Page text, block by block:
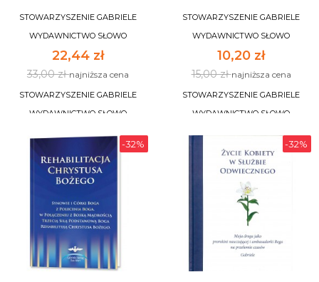
STOWARZYSZENIE GABRIELE
WYDAWNICTWO SŁOWO
22,44 zł
33,00 złnajniższa cena
STOWARZYSZENIE GABRIELE
WYDAWNICTWO SŁOWO
DO KOSZYKA
STOWARZYSZENIE GABRIELE
WYDAWNICTWO SŁOWO
10,20 zł
15,00 złnajniższa cena
STOWARZYSZENIE GABRIELE
WYDAWNICTWO SŁOWO
-32% -32%